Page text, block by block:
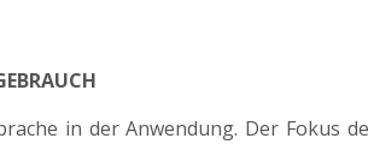
in der Anwendung. Der Fokus